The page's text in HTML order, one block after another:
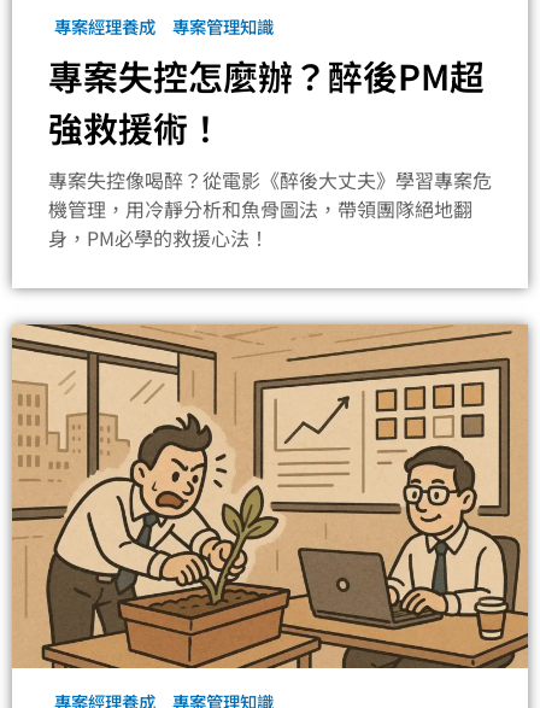
專案經理養成 專案管理知識
專案失控怎麼辦？醉後PM超
強救援術！
專案失控像喝醉？從電影《醉後大丈夫》學習專案危
機管理，用冷靜分析和魚骨圖法，帶領團隊絕地翻
身，PM必學的救援心法！
專案經理養成 專案管理知識